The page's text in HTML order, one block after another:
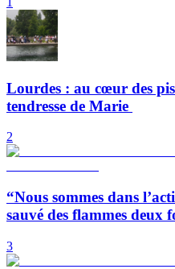
Lourdes : au cœur des
tendresse de Marie
2
“Nous sommes dans
sauvé des flammes deux
3